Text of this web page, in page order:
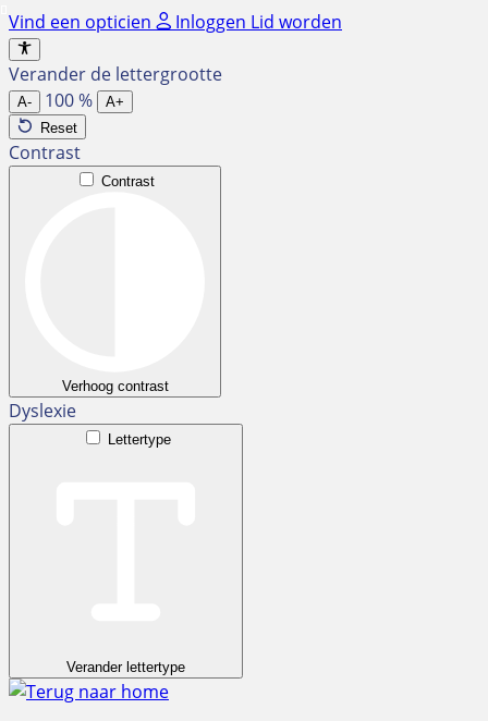
Ga
naar
de
inhoud
Vind een opticien Inloggen Lid worden
Verander de lettergrootte
A- 100%
A+
Reset
Contrast
Contrast
Verhoog contrast
Dyslexie
Lettertype
Verander lettertype